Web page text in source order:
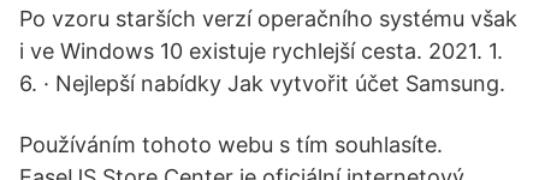
Po vzoru starších verzí operačního systému však
i ve Windows 10 existuje rychlejší cesta. 2021. 1.
6. · Nejlepší nabídky Jak vytvořit účet Samsung.
Používáním tohoto webu s tím souhlasíte.